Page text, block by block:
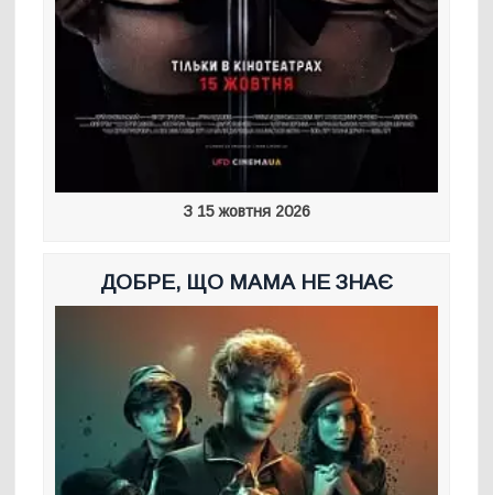
З 15 жовтня 2026
ДОБРЕ, ЩО МАМА НЕ ЗНАЄ